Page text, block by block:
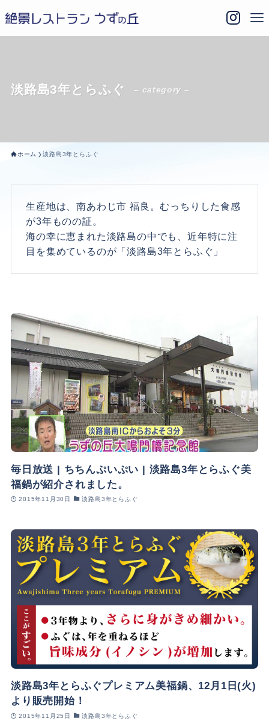
淡路島3年とらふぐ – category –
ホーム 淡路島3年とらふぐ
生産地は、南あわじ市 福良。むっちりした食感
が3年ものの証。
海の幸に恵まれた淡路島の中でも、近年特に注
目を集めているのが「淡路島3年とらふぐ」
毎日放送 | ちちんぷいぷい | 淡路島3年とらふぐ美
福鍋が紹介されました。
2015年11月30日 淡路島3年とらふぐ
淡路島3年とらふぐプレミアム美福鍋、12月1日(火)
より販売開始！
2015年11月25日 淡路島3年とらふぐ